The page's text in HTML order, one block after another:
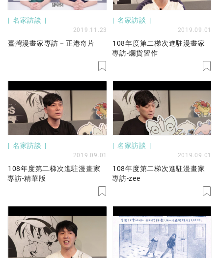
名家訪談
2019.11.23
臺灣漫畫家專訪－正港奇片
名家訪談
2019.09.01
108年度第二梯次進駐漫畫家
專訪-爛貨習作
名家訪談
2019.09.01
108年度第二梯次進駐漫畫家
專訪-精華版
名家訪談
2019.09.01
108年度第二梯次進駐漫畫家
專訪-zee